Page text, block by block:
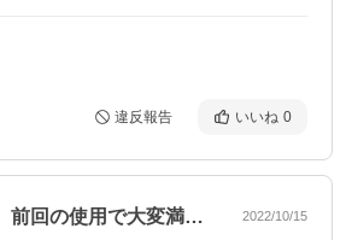
違反報告 いいね 0
リピーターです。前回の使用で大変満足し… 2022/10/15